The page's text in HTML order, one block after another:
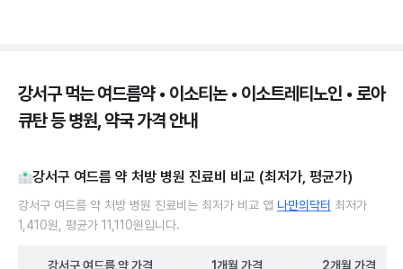
강서구 먹는 여드름약 • 이소티논 • 이소트레티노인 • 로아
큐탄 등 병원, 약국 가격 안내
강서구 여드름 약 처방 병원 진료비 비교 (최저가, 평균가)
강서구 여드름 약 처방 병원 진료비는 최저가 비교 앱 나만의닥터 최저가
1,410원, 평균가 11,110원입니다.
강서구 여드름 약가격 1개월 가격 2개월 가격